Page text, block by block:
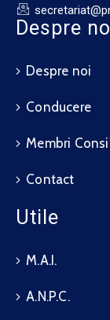
Despre
Despre noi
Conducere
Membri
Contact
Utile
M.A.I.
A.N.P.C.